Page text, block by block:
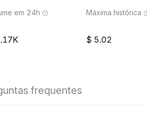
em 24h Máxima histórica
5.02
frequentes